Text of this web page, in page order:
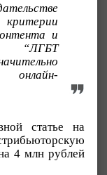
критерии
и
“ЛГБТ
статье на
4 млн рублей